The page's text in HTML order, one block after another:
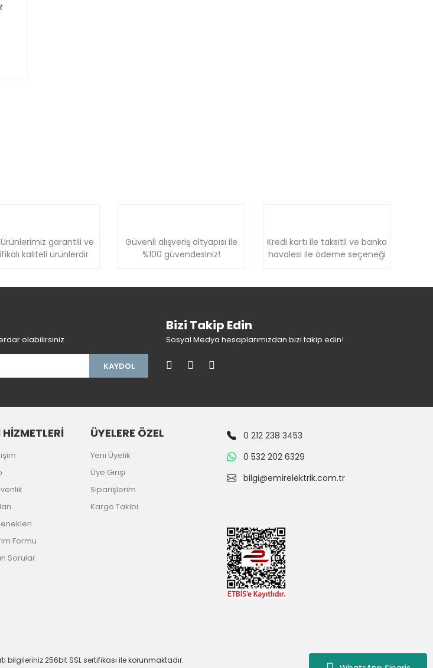
garantili ve
kaliteli ürünlerdir
Güvenli alışveriş altyapısı ile
%100 güvendesiniz!
Kredi kartı ile taksitli ve banka
havalesi ile ödeme seçeneği
olabilirsiniz.
KAYDOL
Bizi Takip Edin
Sosyal Medya hesaplarımızdan bizi takip edin!
Formu
Sorular
ÜYELERE ÖZEL
Yeni Üyelik
Üye Girişi
Siparişlerim
Kargo Takibi
0 212 238 3453
0 532 202 6329
bilgi@emirelektrik.com.tr
bilgileriniz 256bit SSL sertifikası ile korunmaktadır.